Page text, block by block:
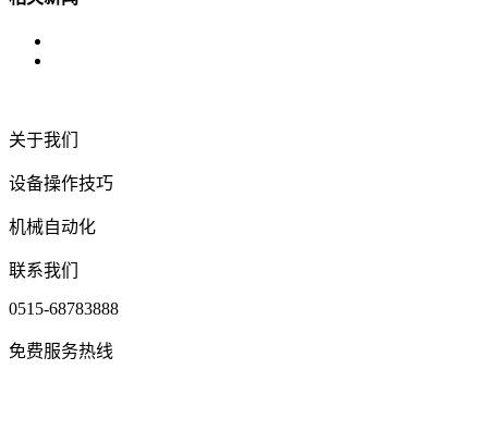
关于我们
设备操作技巧
机械自动化
联系我们
0515-68783888
免费服务热线